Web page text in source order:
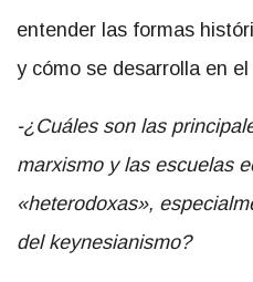
entender las formas
y cómo se desarrolla en
-¿Cuáles son las
marxismo y las escuelas
«heterodoxas»,
del keynesianismo?